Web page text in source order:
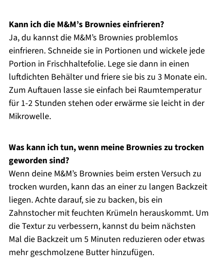
Kann ich die M&M’s Brownies einfrieren?
Ja, du kannst die M&M’s Brownies problemlos
einfrieren. Schneide sie in Portionen und wickele jede
Portion in Frischhaltefolie. Lege sie dann in einen
luftdichten Behälter und friere sie bis zu 3 Monate ein.
Zum Auftauen lasse sie einfach bei Raumtemperatur
für 1-2 Stunden stehen oder erwärme sie leicht in der
Mikrowelle.
Was kann ich tun, wenn meine Brownies zu trocken
geworden sind?
Wenn deine M&M’s Brownies beim ersten Versuch zu
trocken wurden, kann das an einer zu langen Backzeit
liegen. Achte darauf, sie zu backen, bis ein
Zahnstocher mit feuchten Krümeln herauskommt. Um
die Textur zu verbessern, kannst du beim nächsten
Mal die Backzeit um 5 Minuten reduzieren oder etwas
mehr geschmolzene Butter hinzufügen.